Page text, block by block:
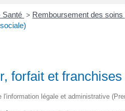
Santé > Remboursement des
forfait et
légale et administrative